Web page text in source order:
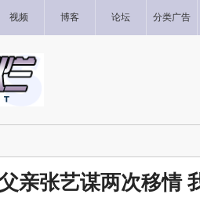
视频 博客 论坛 分类广告
亲张艺谋两次移情